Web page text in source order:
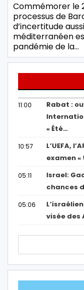
Commémorer le
processus de
d’incertitude
méditerranéen
pandémie de la…
11:00
Rabat :
« Été…
10:57
L’UEFA,
examen
05:11
Israel:
chances
05:06
visée des